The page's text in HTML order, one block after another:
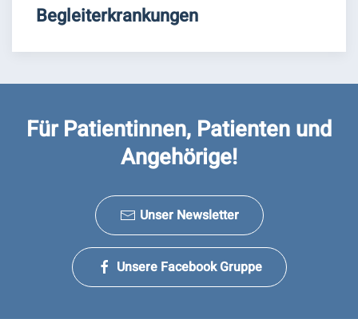
Begleiterkrankungen
Für Patientinnen, Patienten und
Angehörige!
Unser Newsletter
Unsere Facebook Gruppe